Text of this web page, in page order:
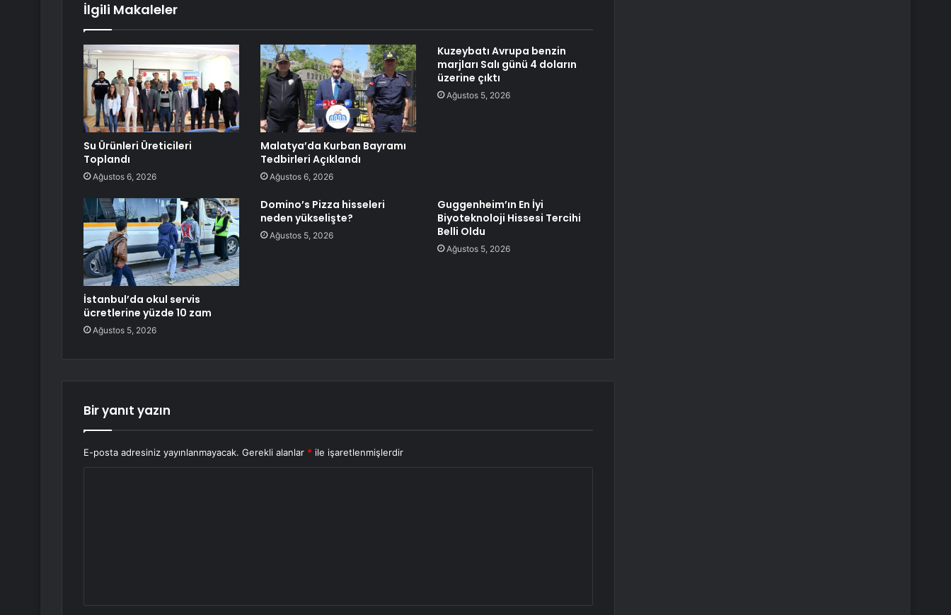
İlgili Makaleler
Su Ürünleri Üreticileri
Toplandı
Ağustos 6, 2026
Malatya’da Kurban Bayramı
Tedbirleri Açıklandı
Ağustos 6, 2026
Kuzeybatı Avrupa benzin
marjları Salı günü 4 doların
üzerine çıktı
Ağustos 5, 2026
İstanbul’da okul servis
ücretlerine yüzde 10 zam
Ağustos 5, 2026
Domino’s Pizza hisseleri
neden yükselişte?
Ağustos 5, 2026
Guggenheim’ın En İyi
Biyoteknoloji Hissesi Tercihi
Belli Oldu
Ağustos 5, 2026
Bir yanıt yazın
E-posta adresiniz yayınlanmayacak. Gerekli alanlar * ile işaretlenmişlerdir